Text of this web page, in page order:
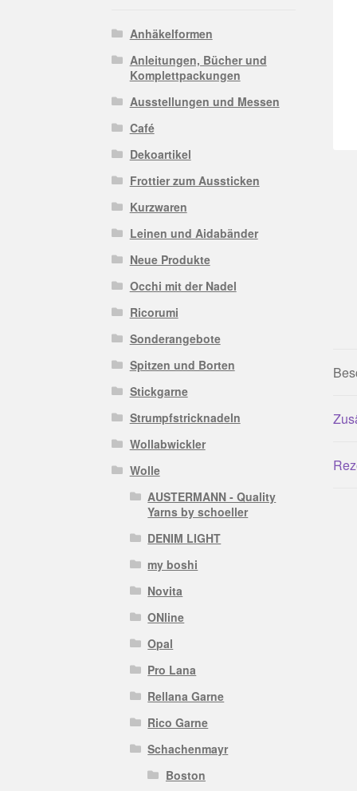
Anhäkelformen
Anleitungen, Bücher und
Komplettpackungen
Ausstellungen und Messen
Café
Dekoartikel
Frottier zum Aussticken
Kurzwaren
Leinen und Aidabänder
Neue Produkte
Occhi mit der Nadel
Ricorumi
Sonderangebote
Spitzen und Borten
Stickgarne
Strumpfstricknadeln
Wollabwickler
Wolle
AUSTERMANN - Quality
Yarns by schoeller
DENIM LIGHT
my boshi
Novita
ONline
Opal
Pro Lana
Rellana Garne
Rico Garne
Schachenmayr
Boston